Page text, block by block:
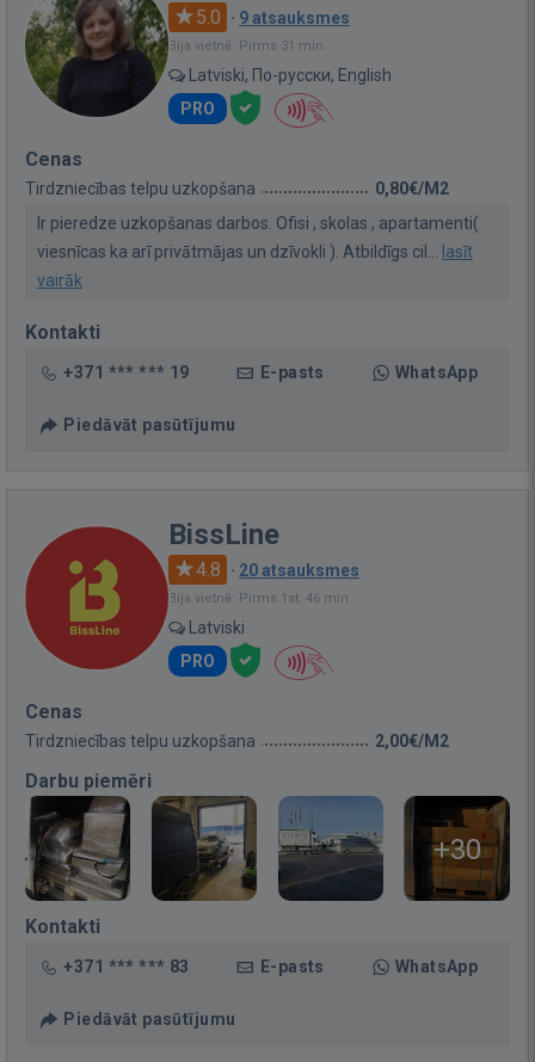
5.0 · 9 atsauksmes
Bija vietnē: Pirms 31 min.
Latviski, По-русски, English
PRO
Cenas
Tirdzniecības telpu uzkopšana
0,80€/M2
Ir pieredze uzkopšanas darbos. Ofisi , skolas , apartamenti(
viesnīcas ka arī privātmājas un dzīvokli ). Atbildīgs cil...
lasīt
vairāk
Kontakti
+371 *** *** 19 E-pasts WhatsApp
Piedāvāt pasūtījumu
BissLine
4.8 · 20 atsauksmes
Bija vietnē: Pirms 1st. 46 min.
Latviski
PRO
Cenas
Tirdzniecības telpu uzkopšana 2,00€/M2
Darbu piemēri
+30
Kontakti
+371 *** *** 83 E-pasts WhatsApp
Piedāvāt pasūtījumu